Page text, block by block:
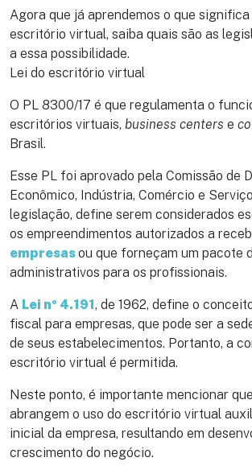
Agora que já aprendemos o que
escritório virtual, saiba quais são as
a essa possibilidade.
Lei do escritório virtual
O PL 8300/17 é que regulamenta o
escritórios virtuais, business centers e
Brasil.
Esse PL foi aprovado pela Comissão de
Econômico, Indústria, Comércio e
legislação, define serem considerados
os empreendimentos autorizados a
empresasou que forneçam um pacote
administrativos para os profissionais.
A Lei nº 4.191, de 1962, define o
fiscal para empresas, que pode ser a
de seus estabelecimentos. Portanto, a
escritório virtual é permitida.
Neste ponto, é importante mencionar
abrangem o uso do escritório virtual
inicial da empresa, resultando em
crescimento do negócio.